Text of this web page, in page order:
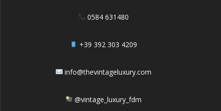
0584 631480
+39 392 303 4209
info@thevintageluxury.com
@vintage_luxury_fdm